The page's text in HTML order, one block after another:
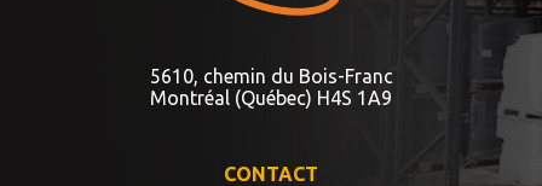
5610, chemin du Bois-Franc
Montréal (Québec) H4S 1A9
CONTACT